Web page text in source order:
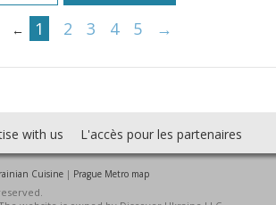
← 1 2 3 4 5 →
with us L'accès pour les partenaires
Cuisine | Prague Metro map